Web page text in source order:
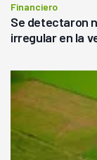
Financiero
Se detectaron
irregular en la